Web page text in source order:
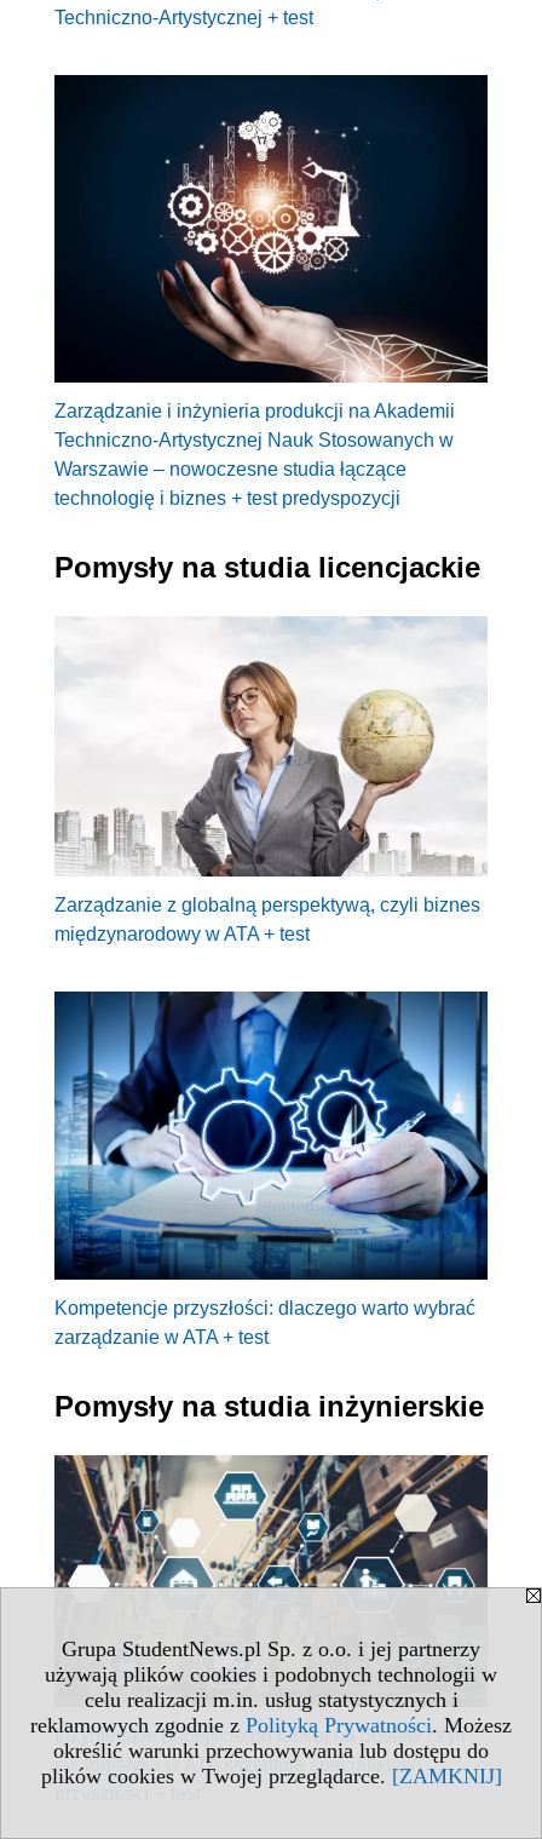
Grupa StudentNews.pl Sp. z o.o. i jej partnerzy
używają plików cookies i podobnych technologii w
celu realizacji m.in. usług statystycznych i
reklamowych zgodnie z Polityką Prywatności. Możesz
określić warunki przechowywania lub dostępu do
plików cookies w Twojej przeglądarce. [ZAMKNIJ]
Techniczno-Artystycznej + test
Zarządzanie i inżynieria produkcji na Akademii
Techniczno-Artystycznej Nauk Stosowanych w
Warszawie – nowoczesne studia łączące
technologię i biznes + test predyspozycji
Pomysły na studia licencjackie
Zarządzanie z globalną perspektywą, czyli biznes
międzynarodowy w ATA + test
Kompetencje przyszłości: dlaczego warto wybrać
zarządzanie w ATA + test
Pomysły na studia inżynierskie
Inżynierskie podejście do łańcucha dostaw czyli
jak logistyka w ATA kształtuje specjalistów